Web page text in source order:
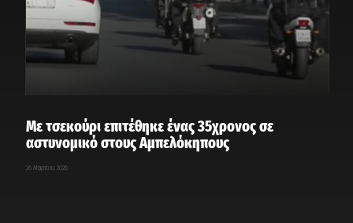
Με τσεκούρι επιτέθηκε ένας 35χρονος σε
αστυνομικό στους Αμπελόκηπους
26 Μαρτίου, 2026